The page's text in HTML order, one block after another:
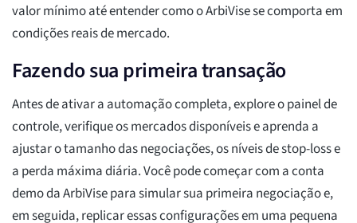
valor mínimo até entender como o ArbiVise se comporta em
condições reais de mercado.
Fazendo sua primeira transação
Antes de ativar a automação completa, explore o painel de
controle, verifique os mercados disponíveis e aprenda a
ajustar o tamanho das negociações, os níveis de stop-loss e
a perda máxima diária. Você pode começar com a conta
demo da ArbiVise para simular sua primeira negociação e,
em seguida, replicar essas configurações em uma pequena